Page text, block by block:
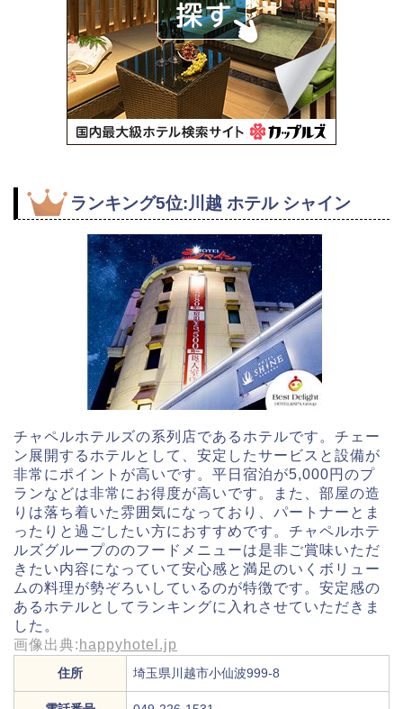
ランキング5位:川越 ホテル シャイン
チャペルホテルズの系列店であるホテルです。チェー
ン展開するホテルとして、安定したサービスと設備が
非常にポイントが高いです。平日宿泊が5,000円のプ
ランなどは非常にお得度が高いです。また、部屋の造
りは落ち着いた雰囲気になっており、パートナーとま
ったりと過ごしたい方におすすめです。チャペルホテ
ルズグループののフードメニューは是非ご賞味いただ
きたい内容になっていて安心感と満足のいくボリュー
ムの料理が勢ぞろいしているのが特徴です。安定感の
あるホテルとしてランキングに入れさせていただきま
した。
画像出典: happyhotel.jp
住所 埼玉県川越市小仙波999-8